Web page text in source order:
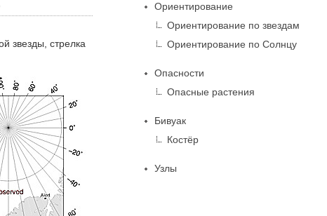
звезды, стрелка
Ориентирование
Ориентирование по звездам
Ориентирование по Солнцу
Опасности
Опасные растения
Бивуак
Костёр
Узлы